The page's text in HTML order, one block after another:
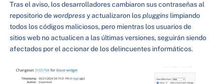
Tras el aviso, los desarrolladores cambiaron sus contraseñas al
repositorio de wordpressy actualizaron lospluggins limpiando
todos los códigos maliciosos, pero mientras los usuarios de
sitios web no actualicen a las últimas versiones, seguirán siendo
afectados por el accionar de los delincuentes informáticos.